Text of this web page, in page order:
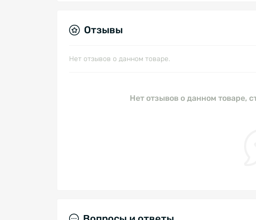
Отзывы
Нет отзывов о данном товаре.
Нет отзывов о данном товаре,